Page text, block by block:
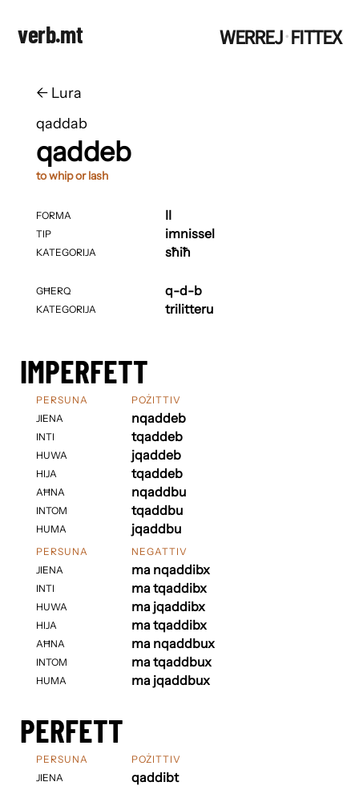
verb.mt WERREJ·FITTEX
← ​​Lura
qaddab
qaddeb
to whip or lash
FORMA
TIP
KATEGORIJA
GĦERQ
KATEGORIJA
II
imnissel
sħiħ
q-d-b
trilitteru
IMPERFETT
PERSUNA
JIENA
INTI
HUWA
HIJA
AĦNA
INTOM
HUMA
POŻITTIV
nqaddeb
tqaddeb
jqaddeb
tqaddeb
nqaddbu
tqaddbu
jqaddbu
PERSUNA
JIENA
INTI
HUWA
HIJA
AĦNA
INTOM
HUMA
NEGATTIV
ma nqaddibx
ma tqaddibx
ma jqaddibx
ma tqaddibx
ma nqaddbux
ma tqaddbux
ma jqaddbux
PERFETT
PERSUNA
JIENA
POŻITTIV
qaddibt